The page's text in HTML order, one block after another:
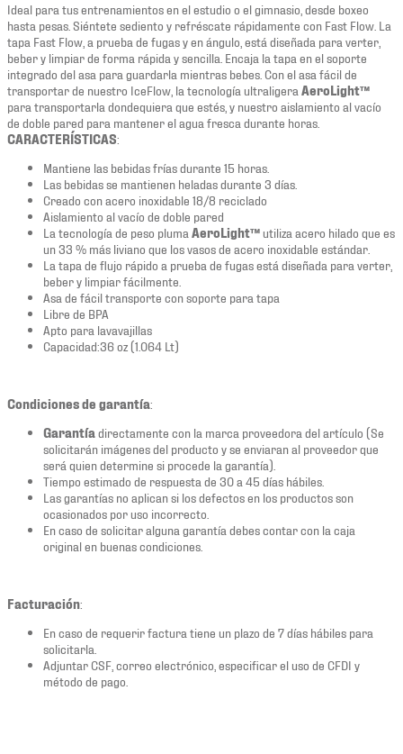
Ideal para tus entrenamientos en el estudio o el gimnasio, desde boxeo
hasta pesas. Siéntete sediento y refréscate rápidamente con Fast Flow. La
tapa Fast Flow, a prueba de fugas y en ángulo, está diseñada para verter,
beber y limpiar de forma rápida y sencilla. Encaja la tapa en el soporte
integrado del asa para guardarla mientras bebes. Con el asa fácil de
transportar de nuestro IceFlow, la tecnología ultraligera AeroLight™
para transportarla dondequiera que estés, y nuestro aislamiento al vacío
de doble pared para mantener el agua fresca durante horas.
CARACTERÍSTICAS:
Mantiene las bebidas frías durante 15 horas.
Las bebidas se mantienen heladas durante 3 días.
Creado con acero inoxidable 18/8 reciclado
Aislamiento al vacío de doble pared
La tecnología de peso pluma AeroLight™ utiliza acero hilado que es
un 33 % más liviano que los vasos de acero inoxidable estándar.
La tapa de flujo rápido a prueba de fugas está diseñada para verter,
beber y limpiar fácilmente.
Asa de fácil transporte con soporte para tapa
Libre de BPA
Apto para lavavajillas
Capacidad:36 oz (1.064 Lt)
Condiciones de garantía:
Garantía directamente con la marca proveedora del artículo (Se
solicitarán imágenes del producto y se enviaran al proveedor que
será quien determine si procede la garantía).
Tiempo estimado de respuesta de 30 a 45 días hábiles.
Las garantías no aplican si los defectos en los productos son
ocasionados por uso incorrecto.
En caso de solicitar alguna garantía debes contar con la caja
original en buenas condiciones.
Facturación:
En caso de requerir factura tiene un plazo de 7 días hábiles para
solicitarla.
Adjuntar CSF, correo electrónico, especificar el uso de CFDI y
método de pago.